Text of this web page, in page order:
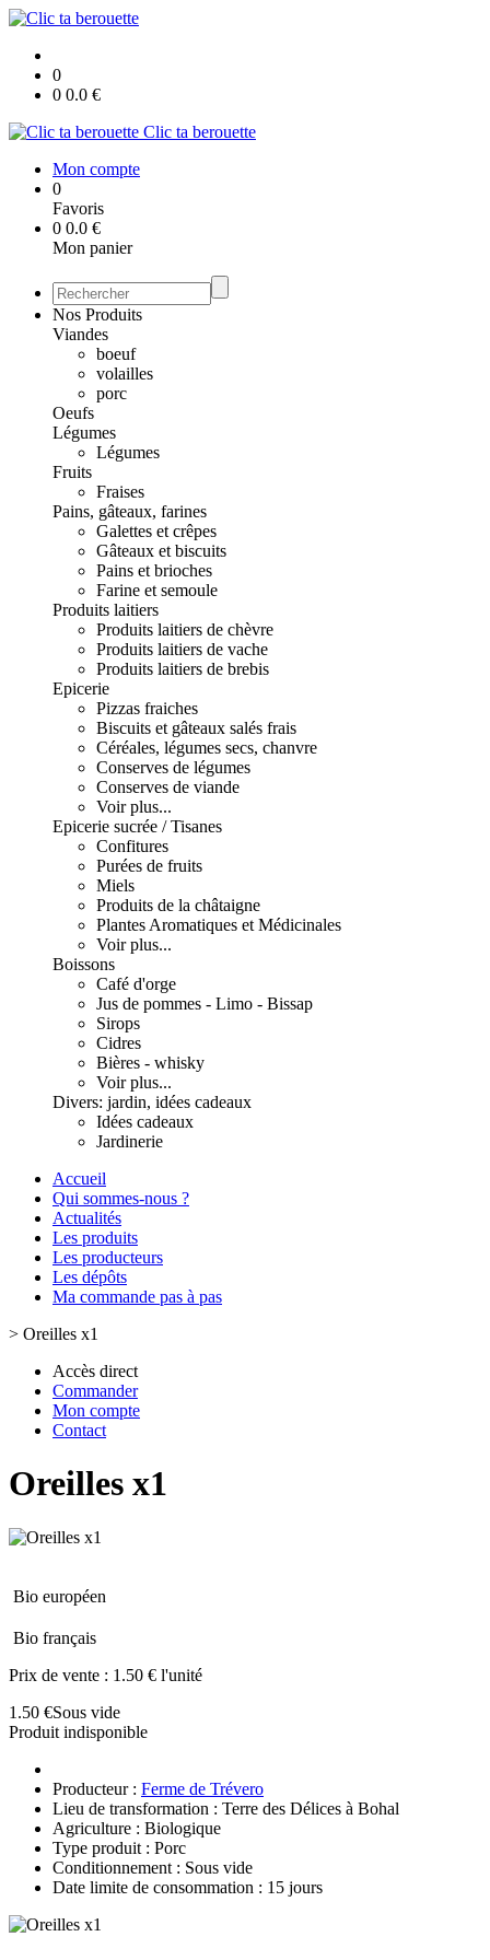
0
0 0.0 €
Clic ta berouette
Mon compte
0
Favoris
0 0.0 €
Mon panier
Nos Produits
Viandes
boeuf
volailles
porc
Oeufs
Légumes
Légumes
Fruits
Fraises
Pains, gâteaux, farines
Galettes et crêpes
Gâteaux et biscuits
Pains et brioches
Farine et semoule
Produits laitiers
Produits laitiers de chèvre
Produits laitiers de vache
Produits laitiers de brebis
Epicerie
Pizzas fraiches
Biscuits et gâteaux salés frais
Céréales, légumes secs, chanvre
Conserves de légumes
Conserves de viande
Voir plus...
Epicerie sucrée / Tisanes
Confitures
Purées de fruits
Miels
Produits de la châtaigne
Plantes Aromatiques et Médicinales
Voir plus...
Boissons
Café d'orge
Jus de pommes - Limo - Bissap
Sirops
Cidres
Bières - whisky
Voir plus...
Divers: jardin, idées cadeaux
Idées cadeaux
Jardinerie
Accueil
Qui sommes-nous ?
Actualités
Les produits
Les producteurs
Les dépôts
Ma commande pas à pas
> Oreilles x1
Accès direct
Commander
Mon compte
Contact
Oreilles x1
Bio européen
Bio français
Prix de vente : 1.50 € l'unité
1.50 €Sous vide
Produit indisponible
Producteur : Ferme de Trévero
Lieu de transformation : Terre des Délices à Bohal
Agriculture : Biologique
Type produit : Porc
Conditionnement : Sous vide
Date limite de consommation : 15 jours